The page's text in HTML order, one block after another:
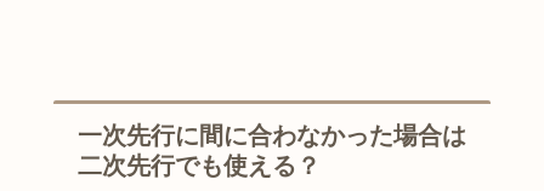
一次先行に間に合わなかった場合は
二次先行でも使える？